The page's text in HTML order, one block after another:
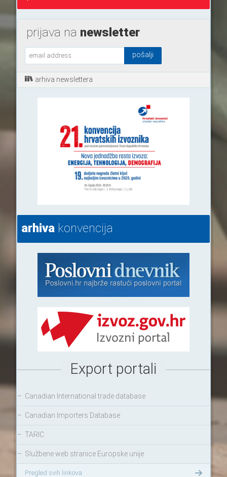
prijava na newsletter
arhiva newslettera
arhivakonvencija
Export portali
– Canadian International trade database
– Canadian Importers Database
– TARIC
– Službene web stranice Europske unije
Pregled svih linkova